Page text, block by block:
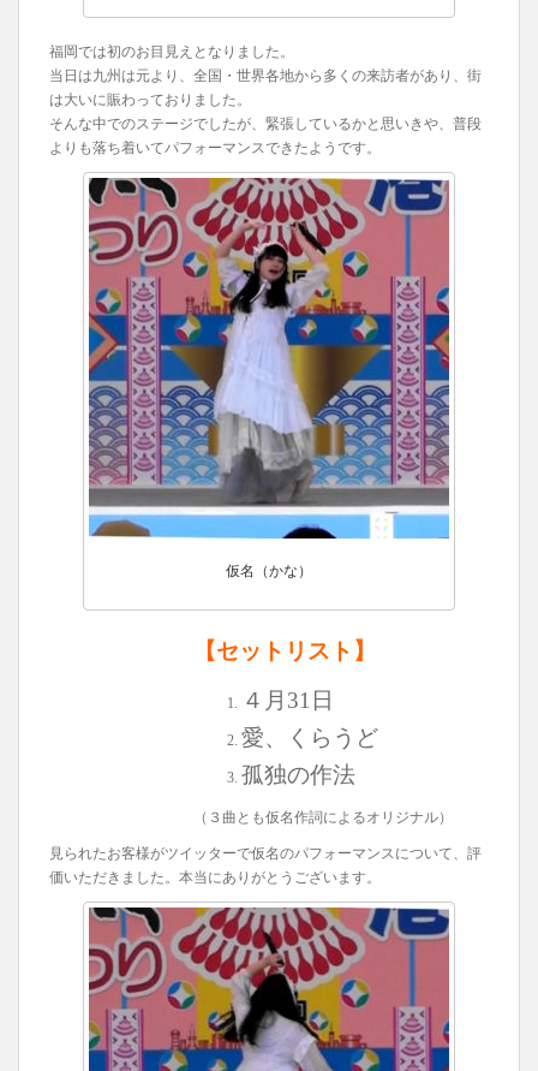
福岡では初のお目見えとなりました。
当日は九州は元より、全国・世界各地から多くの来訪者があり、街
は大いに賑わっておりました。
そんな中でのステージでしたが、緊張しているかと思いきや、普段
よりも落ち着いてパフォーマンスできたようです。
仮名（かな）
【セットリスト】
４月31日
愛、くらうど
孤独の作法
（３曲とも仮名作詞によるオリジナル）
見られたお客様がツイッターで仮名のパフォーマンスについて、評
価いただきました。本当にありがとうございます。